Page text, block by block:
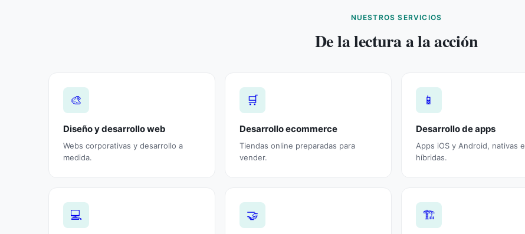
NUESTROS SERVICIOS
De la lectura a la acción
🎨
Diseño y desarrollo web
Webs corporativas y desarrollo a
medida.
🛒
Desarrollo ecommerce
Tiendas online preparadas para
vender.
📱
Desarrollo de apps
Apps iOS y Android, nativas e
híbridas.
💻 🤝 🏗️